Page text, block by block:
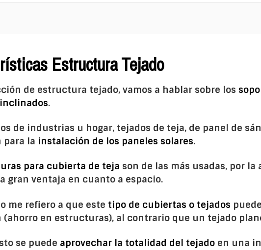
Estructura Tejado
de estructura tejado, vamos a hablar sobre los
.
de industrias u hogar, tejados de teja, de panel de
la instalación de los paneles solares.
para cubierta de teja son de las más usadas, por
gran ventaja en cuanto a espacio.
me refiero a que este tipo de cubiertas o tejados
en estructuras), al contrario que un tejado
se puede aprovechar la totalidad del tejado en una